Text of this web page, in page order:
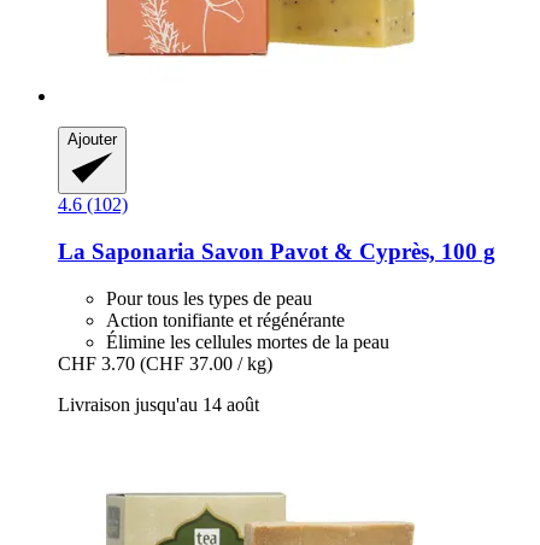
Ajouter
4.6 (102)
La Saponaria Savon Pavot & Cyprès, 100 g
Pour tous les types de peau
Action tonifiante et régénérante
Élimine les cellules mortes de la peau
CHF 3.70 (CHF 37.00 / kg)
Livraison jusqu'au 14 août